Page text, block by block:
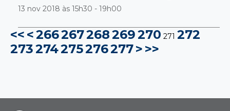
13 nov 2018 às 15h30 - 19h00
<< <266267268269270 271 272
273274275276277> >>